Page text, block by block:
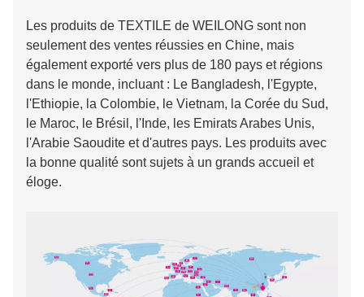
Les produits de TEXTILE de WEILONG sont non
seulement des ventes réussies en Chine, mais
également exporté vers plus de 180 pays et régions
dans le monde, incluant : Le Bangladesh, l'Egypte,
l'Ethiopie, la Colombie, le Vietnam, la Corée du Sud,
le Maroc, le Brésil, l'Inde, les Emirats Arabes Unis,
l'Arabie Saoudite et d'autres pays. Les produits avec
la bonne qualité sont sujets à un grands accueil et
éloge.